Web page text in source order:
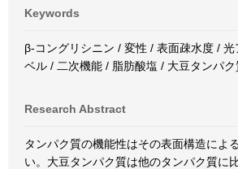
Keywords
β-コングリシニン / 変性 / 表面疎水度 / 光
ベル / 二次機能 / 脂肪酸塩 / 大豆タンパク
Research Abstract
タンパク質の機能性はその表面構造によ
い。大豆タンパク質は他のタンパク質に